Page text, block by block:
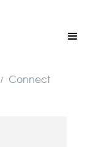
/ Connect